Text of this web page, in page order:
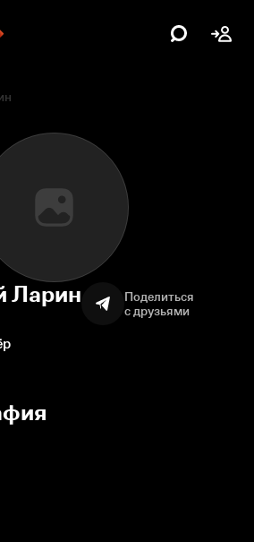
Ларин
Поделиться
с друзьями